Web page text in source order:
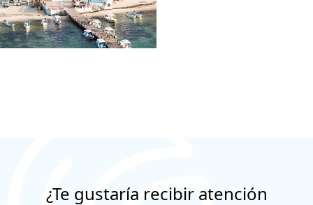
¿Te gustaría recibir atención